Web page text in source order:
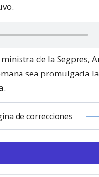
de la Segpres,
sea promulgada
de correcciones